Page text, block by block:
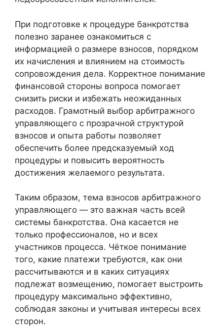
При подготовке к процедуре банкротства
полезно заранее ознакомиться с
информацией о размере взносов, порядком
их начисления и влиянием на стоимость
сопровождения дела. Корректное понимание
финансовой стороны вопроса помогает
снизить риски и избежать неожиданных
расходов. Грамотный выбор арбитражного
управляющего с прозрачной структурой
взносов и опыта работы позволяет
обеспечить более предсказуемый ход
процедуры и повысить вероятность
достижения желаемого результата.
Таким образом, тема взносов арбитражного
управляющего — это важная часть всей
системы банкротства. Она касается не
только профессионалов, но и всех
участников процесса. Чёткое понимание
того, какие платежи требуются, как они
рассчитываются и в каких ситуациях
подлежат возмещению, помогает выстроить
процедуру максимально эффективно,
соблюдая законы и учитывая интересы всех
сторон.